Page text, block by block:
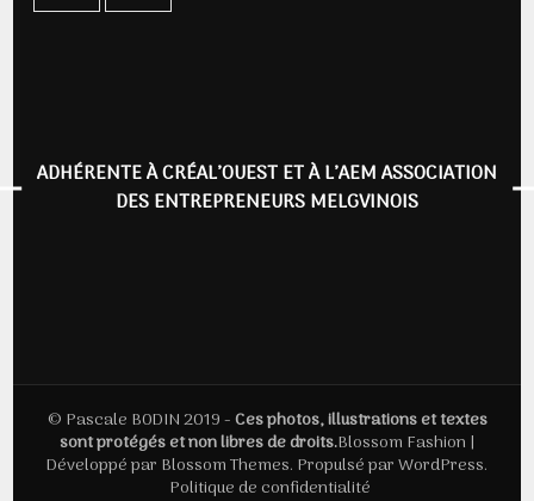
ADHÉRENTE À CRÉAL’OUEST ET À L’AEM ASSOCIATION
DES ENTREPRENEURS MELGVINOIS
© Pascale BODIN 2019 -Ces photos, illustrations et textes
sont protégés et non libres de droits.Blossom Fashion |
Développé par Blossom Themes. Propulsé parWordPress.
Politique de confidentialité